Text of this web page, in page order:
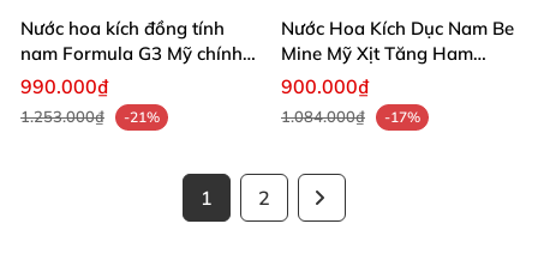
Nước hoa kích đồng tính
nam Formula G3 Mỹ chính
hãng mùi hương quyến rũ
990.000₫
1.253.000₫ -21%
Nước Hoa Kích Dục Nam Be
Mine Mỹ Xịt Tăng Ham
Muốn
900.000₫
1.084.000₫ -17%
1 2